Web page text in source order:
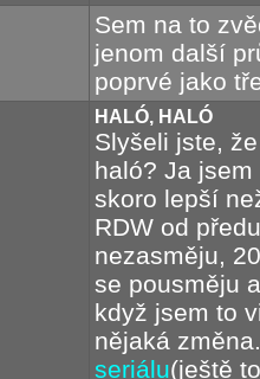
Sem na to
jenom další
poprvé jako
HALÓ, HALÓ
Slyšeli jste,
haló? Ja
skoro lepší
RDW od
nezasměju,
se pousměju
když jsem to
nějaká
seriálu(ještě